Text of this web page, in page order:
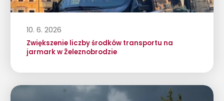
10. 6. 2026
Zwiększenie liczby środków transportu na
jarmark w Železnobrodzie